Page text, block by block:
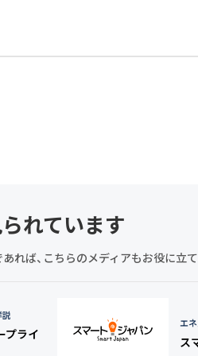
れています
れば、こちらのメディアもお役に立
プライ
エ
ス